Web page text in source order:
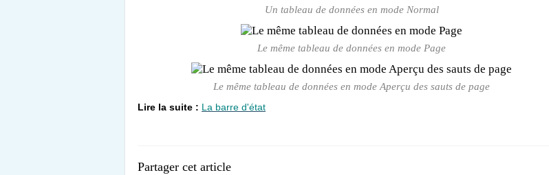
Un tableau de données en mode Normal
Le même tableau de données en mode Page
Le même tableau de données en mode Aperçu des sauts de page
Lire la suite : La barre d'état
Partager cet article